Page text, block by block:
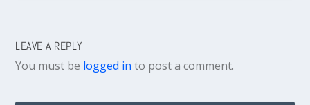
LEAVE A REPLY
You must be logged in to post a comment.